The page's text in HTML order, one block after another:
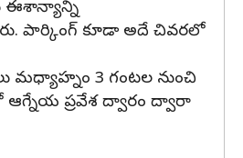
ఈశాన్యాన్ని
పార్కింగ్ కూడా అదే చివరలో
మధ్యాహ్నం 3 గంటల నుంచి
ప్రవేశ ద్వారం ద్వారా